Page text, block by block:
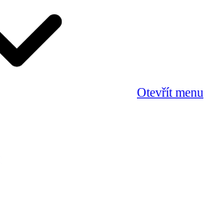
Otevřít menu